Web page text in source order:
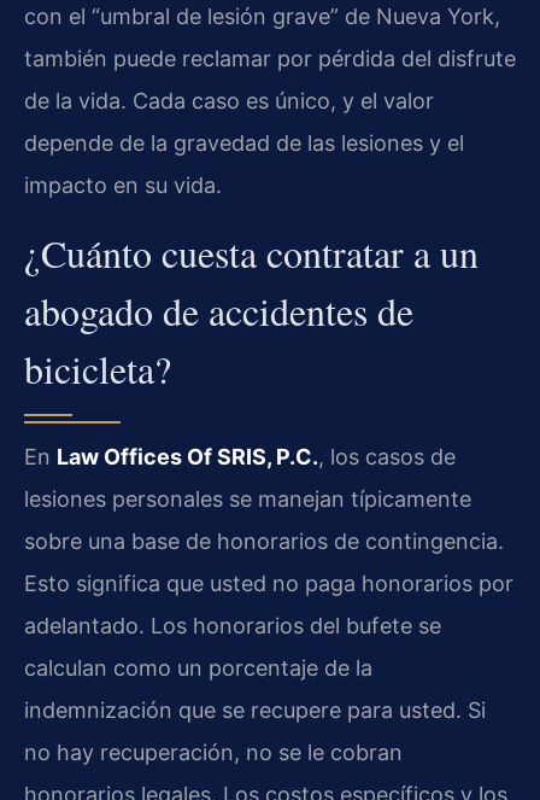
con el “umbral de lesión grave” de Nueva York,
también puede reclamar por pérdida del disfrute
de la vida. Cada caso es único, y el valor
depende de la gravedad de las lesiones y el
impacto en su vida.
¿Cuánto cuesta contratar a un
abogado de accidentes de
bicicleta?
En Law Offices Of SRIS, P.C., los casos de
lesiones personales se manejan típicamente
sobre una base de honorarios de contingencia.
Esto significa que usted no paga honorarios por
adelantado. Los honorarios del bufete se
calculan como un porcentaje de la
indemnización que se recupere para usted. Si
no hay recuperación, no se le cobran
honorarios legales. Los costos específicos y los